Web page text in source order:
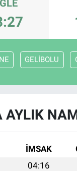
GELİBOLU
AYLIK
İMSAK
04:16